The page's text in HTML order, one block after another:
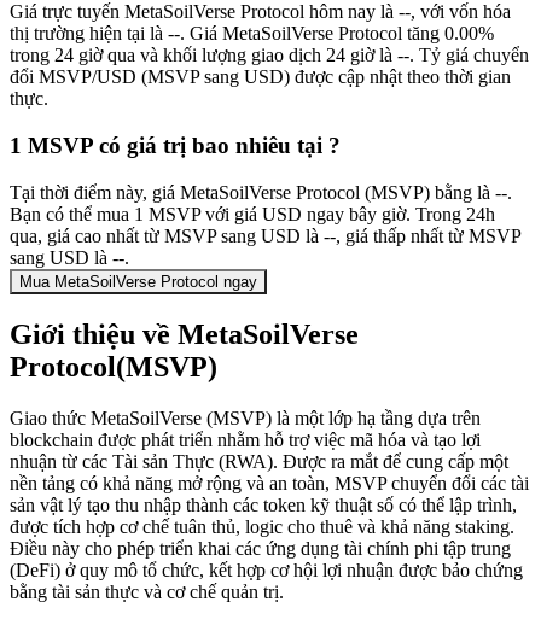
Giá trực tuyến MetaSoilVerse Protocol hôm nay là --, với vốn hóa
thị trường hiện tại là --. Giá MetaSoilVerse Protocol tăng 0.00%
trong 24 giờ qua và khối lượng giao dịch 24 giờ là --. Tỷ giá chuyển
đổi MSVP/USD (MSVP sang USD) được cập nhật theo thời gian
thực.
1 MSVP có giá trị bao nhiêu tại ?
Tại thời điểm này, giá MetaSoilVerse Protocol (MSVP) bằng là --.
Bạn có thể mua 1 MSVP với giá USD ngay bây giờ. Trong 24h
qua, giá cao nhất từ MSVP sang USD là --, giá thấp nhất từ MSVP
sang USD là --.
Mua MetaSoilVerse Protocol ngay
Giới thiệu về MetaSoilVerse
Protocol(MSVP)
Giao thức MetaSoilVerse (MSVP) là một lớp hạ tầng dựa trên
blockchain được phát triển nhằm hỗ trợ việc mã hóa và tạo lợi
nhuận từ các Tài sản Thực (RWA). Được ra mắt để cung cấp một
nền tảng có khả năng mở rộng và an toàn, MSVP chuyển đổi các tài
sản vật lý tạo thu nhập thành các token kỹ thuật số có thể lập trình,
được tích hợp cơ chế tuân thủ, logic cho thuê và khả năng staking.
Điều này cho phép triển khai các ứng dụng tài chính phi tập trung
(DeFi) ở quy mô tổ chức, kết hợp cơ hội lợi nhuận được bảo chứng
bằng tài sản thực và cơ chế quản trị.